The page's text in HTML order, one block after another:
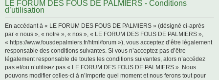
h
LE FORUM DES FOUS DE PALMIERS - Conditions
d’utilisation
En accédant à « LE FORUM DES FOUS DE PALMIERS » (désigné ci-après
par « nous », « notre », « nos », « LE FORUM DES FOUS DE PALMIERS »,
« https://www.fousdepalmiers.fr/html/forum »), vous acceptez d’être légalement
responsable des conditions suivantes. Si vous n’acceptez pas d’être
légalement responsable de toutes les conditions suivantes, alors n’accédez
pas et/ou n’utilisez pas « LE FORUM DES FOUS DE PALMIERS ». Nous
pouvons modifier celles-ci à n’importe quel moment et nous ferons tout pour